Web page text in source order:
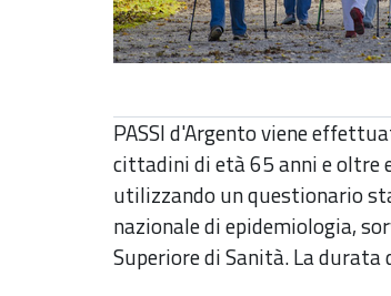
PASSI d'Argento viene
cittadini di età 65 anni e oltre
utilizzando un questionario
nazionale di epidemiologia,
Superiore di Sanità. La